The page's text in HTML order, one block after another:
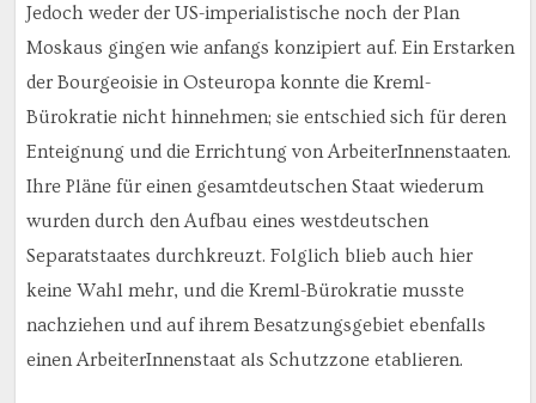
Jedoch weder der US-imperialistische noch der Plan
Moskaus gingen wie anfangs konzipiert auf. Ein Erstarken
der Bourgeoisie in Osteuropa konnte die Kreml-
Bürokratie nicht hinnehmen; sie entschied sich für deren
Enteignung und die Errichtung von ArbeiterInnenstaaten.
Ihre Pläne für einen gesamtdeutschen Staat wiederum
wurden durch den Aufbau eines westdeutschen
Separatstaates durchkreuzt. Folglich blieb auch hier
keine Wahl mehr, und die Kreml-Bürokratie musste
nachziehen und auf ihrem Besatzungsgebiet ebenfalls
einen ArbeiterInnenstaat als Schutzzone etablieren.